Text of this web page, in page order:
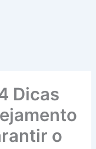
Dicas
o